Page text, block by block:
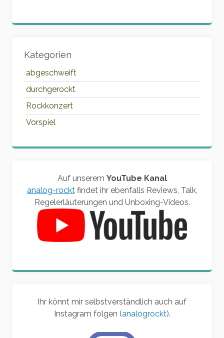
Kategorien
abgeschweift
durchgerockt
Rockkonzert
Vorspiel
Auf unserem YouTube Kanal
analog-rocktfindet ihr ebenfalls Reviews, Talk,
Regelerläuterungen und Unboxing-Videos.
Ihr könnt mir selbstverständlich auch auf
Instagram folgen (analogrockt).